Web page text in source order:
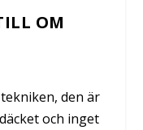
OM
den är
och inget